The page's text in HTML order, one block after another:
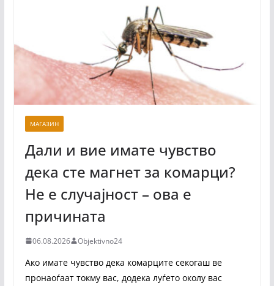
МАГАЗИН
Дали и вие имате чувство
дека сте магнет за комарци?
Не е случајност – ова е
причината
06.08.2026 Objektivno24
Ако имате чувство дека комарците секогаш ве
пронаоѓаат токму вас, додека луѓето околу вас